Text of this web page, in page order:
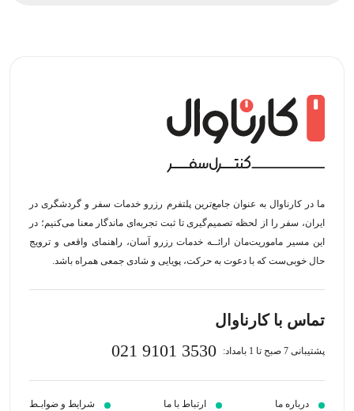
ما در کارناوال به عنوان جامع‌ترین پلتفرم رزرو خدمات سفر و گردشگری در
ایران، سفر را از لحظه‌ تصمیم‌گیری تا ثبت تجربه‌ای ماندگار معنا می‌کنیم؛ در
این مسیر‍ ماموریت‌مان اراﺋــﻪ خدمات رزرو آسان، راهنمای واقعی و ترویج
حال خوبی‌ست که با دعوت به حرکت، پویایی و شادی جمعی همراه باشد.
تماس با کارناوال
پشتیبانی 7 صبح تا 1 بامداد: 021 9101 3530
درباره ما ارتباط با ما شرایط و ضوابـط